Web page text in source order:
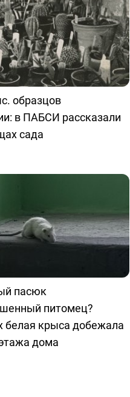
образцов
в ПАБСИ рассказали
сада
пасюк
питомец?
белая крыса добежала
дома